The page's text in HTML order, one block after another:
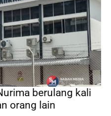
berulang kali
orang lain